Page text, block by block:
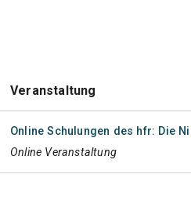
Veranstaltung
Online Schulungen des hfr: Die
Online Veranstaltung